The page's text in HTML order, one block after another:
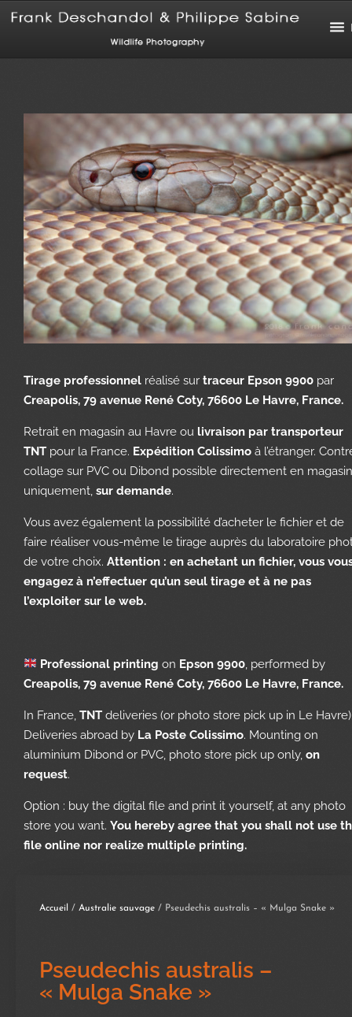
Tirage professionnel réalisé sur traceur Epson 9900 par
Creapolis, 79 avenue René Coty, 76600 Le Havre, France.
Retrait en magasin au Havre ou livraison par transporteur
TNT pour la France. Expédition Colissimo à l’étranger.
collage sur PVC ou Dibond possible directement en magasin
uniquement, sur demande.
Vous avez également la possibilité d’acheter le fichier et de
faire réaliser vous-même le tirage auprès du laboratoire
de votre choix. Attention : en achetant un fichier, vous
engagez à n’effectuer qu’un seul tirage et à ne pas
l’exploiter sur le web.
Professional printing on Epson 9900 , performed by
Creapolis, 79 avenue René Coty, 76600 Le Havre, France.
In France, TNT deliveries (or photo store pick up in Le
Deliveries abroad by La Poste Colissimo. Mounting on
aluminium Dibond or PVC, photo store pick up only, on
request.
Option : buy the digital file and print it yourself, at any photo
store you want. You hereby agree that you shall not use
file online nor realize multiple printing.
Accueil / Australie sauvage / Pseudechis australis – « Mulga Snake »
Pseudechis australis –
« Mulga Snake »